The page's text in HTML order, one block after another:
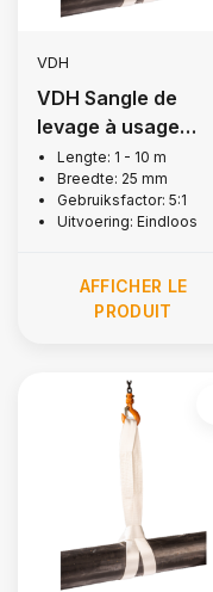
VDH
VDH Sangle de
levage à usage
unique, 0.75 tonnes
Lengte: 1 - 10 m
Breedte: 25 mm
Gebruiksfactor: 5:1
Uitvoering: Eindloos
AFFICHER LE
PRODUIT